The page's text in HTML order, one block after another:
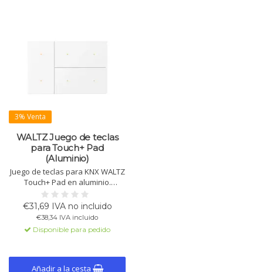
3% Venta
WALTZ Juego de teclas
para Touch+ Pad
(Aluminio)
Juego de teclas para KNX WALTZ
Touch+ Pad en aluminio.
Disponible en varios colores.
Control mediante botones. Nota:
solo teclas, base se vende por
€31,69 IVA no incluido
€38,34 IVA incluido
Disponible para pedido
Añadir a la cesta